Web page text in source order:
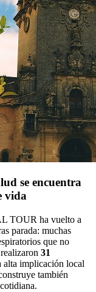
se encuentra
vida
TOUR ha vuelto a
parada: muchas
que no
31
alta implicación local
también